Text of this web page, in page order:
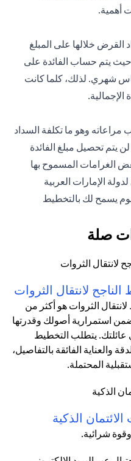
أهمية.
القرض خلالها على المبلغ
حيث يتم حساب الفائدة على
شهري. لذلك، كلما كانت
وهو ما تكلفة السداد
يتم تحصيل مبلغ الفائدة
الغرامات المسموح بها
الإمارات العربية
يسمح لك بالتخطيط
صلة
لانتقال الثروات
الثروات هو أكثر من
استمرارية أصولك وقدرتها
عائلتك. يتطلب التخطيط
والعناية الفائقة بالتفاصيل،
المحتملة.
الذكية
شرائية.